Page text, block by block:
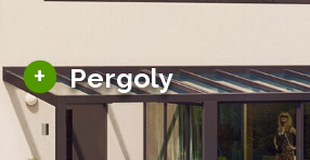
+ Pergoly
Hliníkové pergoly
Bioklimatické pergoly
Altány a zastrešenie